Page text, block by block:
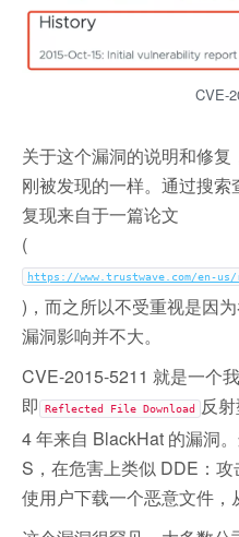
CVE-
关于这个漏洞的说明和修
刚被发现的一样。通过搜
复现来自于一篇论文
(
https://www.trustwave.com/en-
)，而之所以不受重视是因
漏洞影响并不大。
CVE-2015-5211 就是一个
即
Reflected File Download
反
4 年来自 BlackHat 的漏洞
S，在危害上类似 DDE：
使用户下载一个恶意文件，